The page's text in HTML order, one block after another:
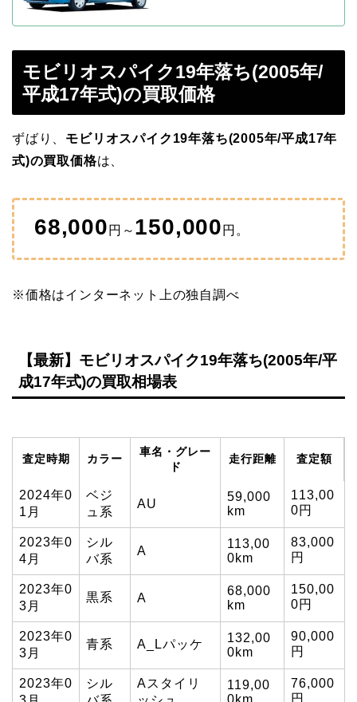
モビリオスパイク19年落ち(2005年/
平成17年式)の買取価格
ずばり、 モビリオスパイク19年落ち(2005年/平成17年
式)の買取価格は、
68,000 円～ 150,000 円。
※価格はインターネット上の独自調べ
【最新】モビリオスパイク19年落ち(2005年/平
成17年式)の買取相場表
査定時期 カラー
車名・グレー
ド
走行距離 査定額
2024年0
1月
ベジ
ュ系
AU
59,000
km
113,00
0円
2023年0
4月
シル
バ系
A
113,00
0km
83,000
円
2023年0
3月
黒系 A
68,000
km
150,00
0円
2023年0
3月
青系 A_Lパッケ
132,00
0km
90,000
円
2023年0
シル
Aスタイリ
119,00
76,000
円